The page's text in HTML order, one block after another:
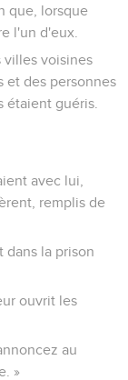
que, lorsque
l'un d'eux.
villes voisines
et des personnes
étaient guéris.
avec lui,
remplis de
dans la prison
ouvrit les
au
»